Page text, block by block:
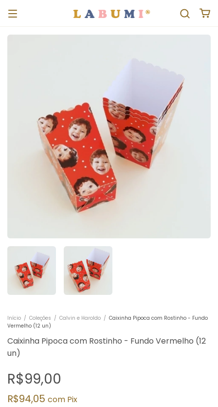
Início / Coleções / Calvin e Haroldo / Caixinha Pipoca com Rostinho - Fundo
Vermelho (12 un)
Caixinha Pipoca com Rostinho - Fundo Vermelho (12
un)
R$99,00
R$94,05 com Pix